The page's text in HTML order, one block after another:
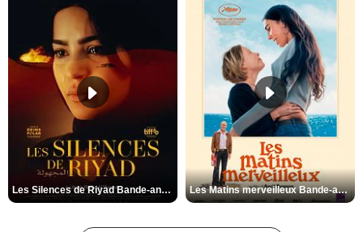
Les Silences de Riyad Bande-annonce VO STFR Les Matins merveilleux Bande-annonce VF